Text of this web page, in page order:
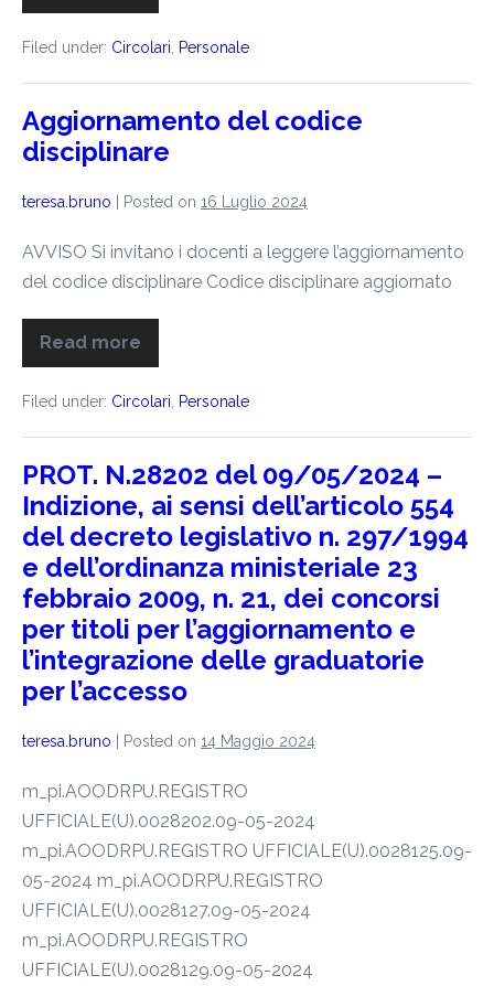
Filed under: Circolari Personale
Aggiornamento del codice
disciplinare
teresa.bruno Posted on 16 Luglio 2024
AVVISO Si invitano i docenti a leggere l’aggiornamento
del codice disciplinare Codice disciplinare aggiornato
Read more
Filed under: Circolari Personale
PROT. N.28202 del 09/05/2024 –
Indizione, ai sensi dell’articolo 554
del decreto legislativo n. 297/1994
e dell’ordinanza ministeriale 23
febbraio 2009, n. 21, dei concorsi
per titoli per l’aggiornamento e
l’integrazione delle graduatorie
per l’accesso
teresa.bruno Posted on 14 Maggio 2024
m_pi.AOODRPU.REGISTRO
UFFICIALE(U).0028202.09-05-2024
m_pi.AOODRPU.REGISTRO UFFICIALE(U).0028125.09-
05-2024 m_pi.AOODRPU.REGISTRO
UFFICIALE(U).0028127.09-05-2024
m_pi.AOODRPU.REGISTRO
UFFICIALE(U).0028129.09-05-2024